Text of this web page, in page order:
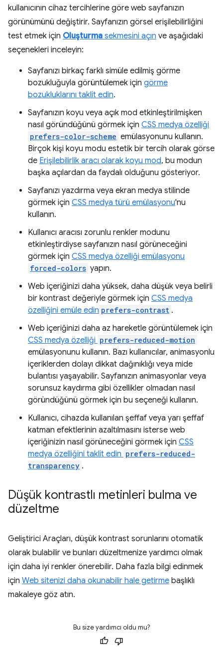
kullanıcının cihaz tercihlerine göre web sayfanızın
görünümünü değiştirir. Sayfanızın görsel erişilebilirliğini
test etmek için Oluşturma sekmesini açın ve aşağıdaki
seçenekleri inceleyin:
Sayfanızı birkaç farklı simüle edilmiş görme
bozukluğuyla görüntülemek için görme
bozukluklarını taklit edin.
Sayfanızın koyu veya açık mod etkinleştirilmişken
nasıl göründüğünü görmek için CSS medya özelliği
prefers-color-scheme emülasyonunu kullanın.
Birçok kişi koyu modu estetik bir tercih olarak görse
de Erişilebilirlik aracı olarak koyu mod, bu modun
başka açılardan da faydalı olduğunu gösteriyor.
Sayfanızı yazdırma veya ekran medya stilinde
görmek için CSS medya türü emülasyonu'nu
kullanın.
Kullanıcı aracısı zorunlu renkler modunu
etkinleştirdiyse sayfanızın nasıl görüneceğini
görmek için CSS medya özelliği emülasyonu
forced-colors yapın.
Web içeriğinizi daha yüksek, daha düşük veya belirli
bir kontrast değeriyle görmek için CSS medya
özelliğini emüle edin prefers-contrast .
Web içeriğinizi daha az hareketle görüntülemek için
CSS medya özelliği prefers-reduced-motion
emülasyonunu kullanın. Bazı kullanıcılar, animasyonlu
içeriklerden dolayı dikkat dağınıklığı veya mide
bulantısı yaşayabilir. Sayfanızın animasyonlar veya
sorunsuz kaydırma gibi özellikler olmadan nasıl
göründüğünü görmek için bu seçeneği kullanın.
Kullanıcı, cihazda kullanılan şeffaf veya yarı şeffaf
katman efektlerinin azaltılmasını isterse web
içeriğinizin nasıl görüneceğini görmek için CSS
medya özelliğini taklit edin prefers-reduced-
transparency .
Düşük kontrastlı metinleri bulma ve
düzeltme
Geliştirici Araçları, düşük kontrast sorunlarını otomatik
olarak bulabilir ve bunları düzeltmenize yardımcı olmak
için daha iyi renkler önerebilir. Daha fazla bilgi edinmek
için Web sitenizi daha okunabilir hale getirme başlıklı
makaleye göz atın.
Bu size yardımcı oldu mu?